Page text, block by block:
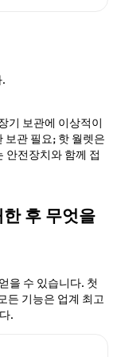
기 보관에 이상적이
보관 필요; 핫 월렛은
안전장치와 함께 접
후 무엇을
을 수 있습니다. 첫
든 기능은 업계 최고
.